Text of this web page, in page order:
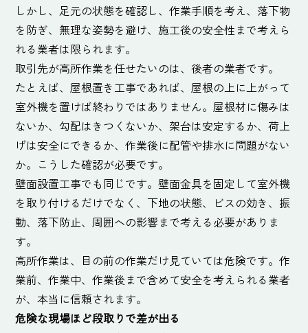
しかし、足元の状態を確認し、作業手順を考え、落下物
を防ぎ、無理な姿勢を避け、施工後の安全性まで考えら
れる業者は限られます。
取引先が高所作業を任せたいのは、後者の業者です。
たとえば、屋根置き工事であれば、屋根の上に上がって
室外機を置けば終わりではありません。屋根材に傷みは
ないか、勾配はきつくないか、架台は安定するか、荷上
げは安全にできるか、作業後に配管や排水に問題がない
か。こうした確認が必要です。
壁面設置工事でも同じです。壁面金具を固定して室外機
を取り付けるだけでなく、下地の状態、ビスの効き、振
動、落下防止、周囲への影響まで考える必要がありま
す。
高所作業は、目の前の作業だけ見ていては危険です。作
業前、作業中、作業後まで含めて安全を考えられる業者
が、本当に信頼されます。
危険な現場ほど段取りで差が出る